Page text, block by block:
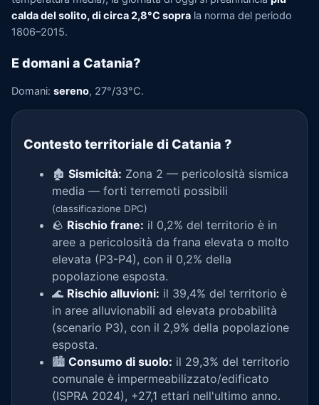
calda del solito, di circa 2,8°C sopra la norma del periodo
1806–2015.
E domani a Catania?
Domani: sereno, 27°/33°C.
Contesto territoriale di Catania ?
🏚️ Sismicità: Zona 2 — pericolosità sismica
media — forti terremoti possibili
(classificazione DPC)
🪨 Rischio frane: il 0,2% del territorio è in
aree a pericolosità da frana elevata o molto
elevata (P3-P4), con il 0,2% della
popolazione esposta.
🌊 Rischio alluvioni: il 39,4% del territorio è
in aree alluvionabili ad elevata probabilità
(scenario P3), con il 2,9% della popolazione
esposta.
🏙️ Consumo di suolo: il 29,3% del territorio
comunale è impermeabilizzato/edificato
(ISPRA 2024), +27,1 ettari nell'ultimo anno.